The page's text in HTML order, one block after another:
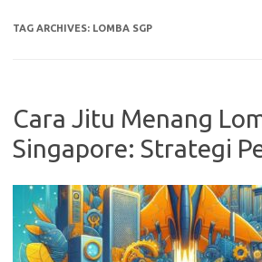
TAG ARCHIVES: LOMBA SGP
Cara Jitu Menang
Singapore: Strategi